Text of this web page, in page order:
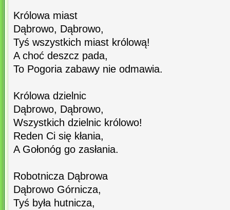
Królowa miast
Dąbrowo, Dąbrowo,
Tyś wszystkich miast królową!
A choć deszcz pada,
To Pogoria zabawy nie odmawia.
Królowa dzielnic
Dąbrowo, Dąbrowo,
Wszystkich dzielnic królowo!
Reden Ci się kłania,
A Gołonóg go zasłania.
Robotnicza Dąbrowa
Dąbrowo Górnicza,
Tyś była hutnicza,